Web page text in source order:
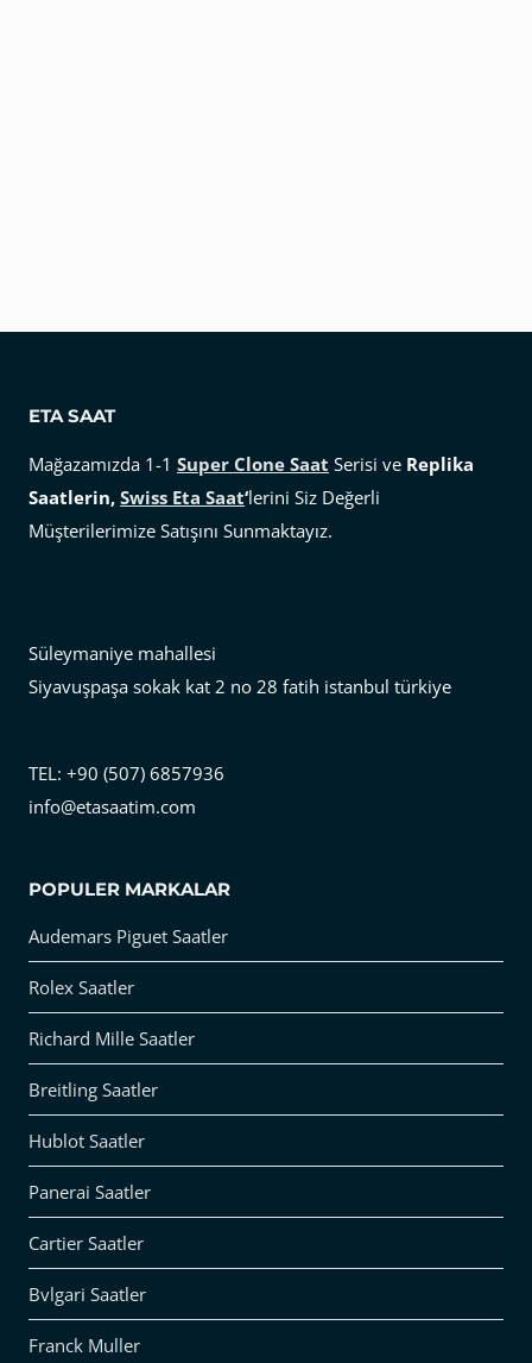
ETA SAAT
Mağazamızda 1-1 Super Clone Saat Serisi ve Replika
Saatlerin, Swiss Eta Saat‘lerini Siz Değerli
Müşterilerimize Satışını Sunmaktayız.
Süleymaniye mahallesi
Siyavuşpaşa sokak kat 2 no 28 fatih istanbul türkiye
TEL: +90 (507) 6857936
info@etasaatim.com
POPULER MARKALAR
Audemars Piguet Saatler
Rolex Saatler
Richard Mille Saatler
Breitling Saatler
Hublot Saatler
Panerai Saatler
Cartier Saatler
Bvlgari Saatler
Franck Muller